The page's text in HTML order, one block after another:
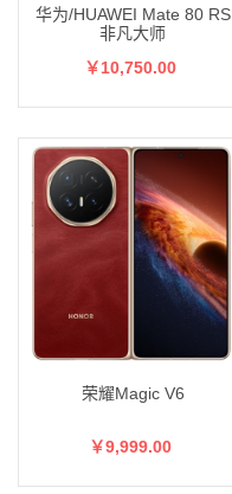
华为/HUAWEI Mate 80 RS
非凡大师
￥10,750.00
荣耀Magic V6
￥9,999.00